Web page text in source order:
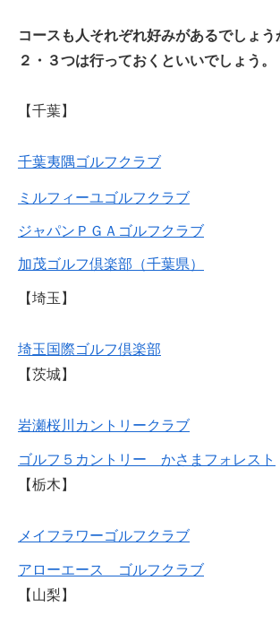
コースも人それぞれ好みがあるでしょう
２・３つは行っておくといいでしょう。
【千葉】
千葉夷隅ゴルフクラブ
ミルフィーユゴルフクラブ
ジャパンＰＧＡゴルフクラブ
加茂ゴルフ倶楽部（千葉県）
【埼玉】
埼玉国際ゴルフ倶楽部
【茨城】
岩瀬桜川カントリークラブ
ゴルフ５カントリー かさまフォレスト
【栃木】
メイフラワーゴルフクラブ
アローエース ゴルフクラブ
【山梨】